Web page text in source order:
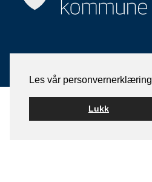
Les vår personvernerklæring
Lukk